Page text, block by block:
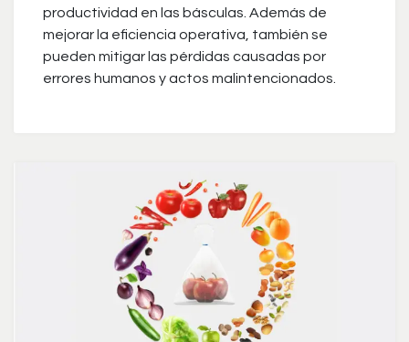
productividad en las básculas. Además de
mejorar la eficiencia operativa, también se
pueden mitigar las pérdidas causadas por
errores humanos y actos malintencionados.